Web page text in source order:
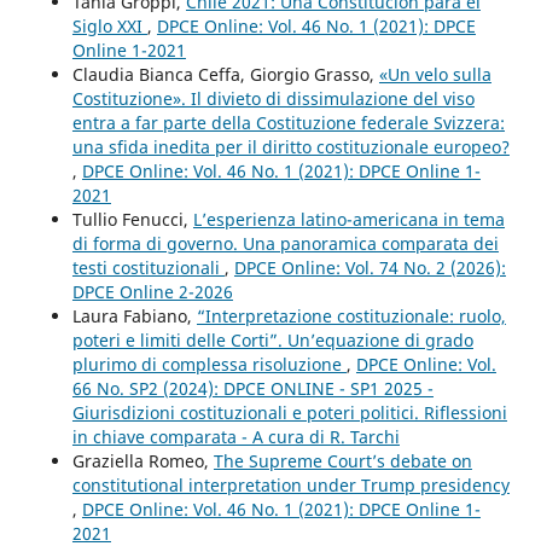
Siglo XXI , DPCE Online: Vol. 46 No. 1 (2021): DPCE
Online 1-2021
Claudia Bianca Ceffa, Giorgio Grasso, «Un velo sulla
Costituzione». Il divieto di dissimulazione del viso
entra a far parte della Costituzione federale Svizzera:
una sfida inedita per il diritto costituzionale europeo?
, DPCE Online: Vol. 46 No. 1 (2021): DPCE Online 1-
2021
Tullio Fenucci, L’esperienza latino-americana in tema
di forma di governo. Una panoramica comparata dei
testi costituzionali , DPCE Online: Vol. 74 No. 2 (2026):
DPCE Online 2-2026
Laura Fabiano, “Interpretazione costituzionale: ruolo,
poteri e limiti delle Corti”. Un’equazione di grado
plurimo di complessa risoluzione , DPCE Online: Vol.
66 No. SP2 (2024): DPCE ONLINE - SP1 2025 -
Giurisdizioni costituzionali e poteri politici. Riflessioni
in chiave comparata - A cura di R. Tarchi
Graziella Romeo, The Supreme Court’s debate on
constitutional interpretation under Trump presidency
, DPCE Online: Vol. 46 No. 1 (2021): DPCE Online 1-
2021